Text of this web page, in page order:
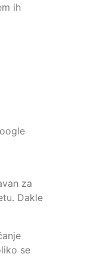
ih
za
Dakle
se